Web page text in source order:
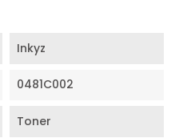
Inkyz
0481C002
Toner